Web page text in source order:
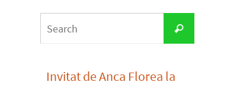
for:
Search
Invitat de Anca Florea la